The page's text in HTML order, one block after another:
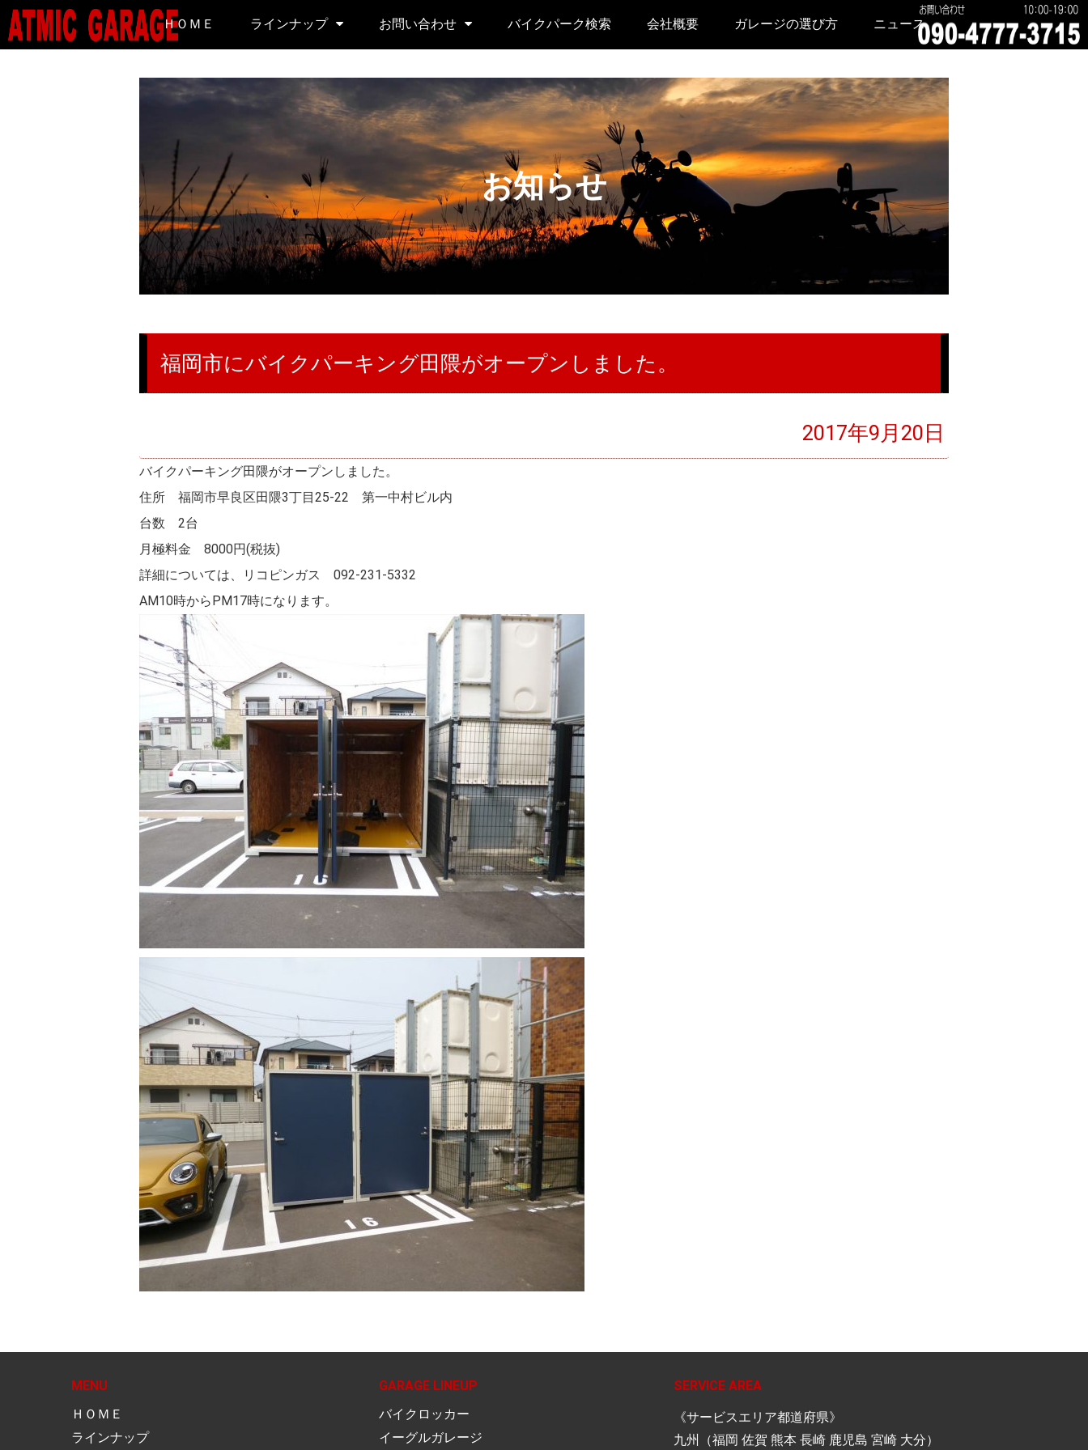
ＨＯＭＥ ラインナップ お問い合わせ バイクパーク検索 会社概要 ガレージの選び方 ニュース
お知らせ
福岡市にバイクパーキング田隈がオープンしました。
2017年9月20日
バイクパーキング田隈がオープンしました。
住所 福岡市早良区田隈3丁目25-22 第一中村ビル内
台数 2台
月極料金 8000円(税抜)
詳細については、リコピンガス 092-231-5332
AM10時からPM17時になります。
MENU
ＨＯＭＥ
ラインナップ
GARAGE LINEUP
バイクロッカー
イーグルガレージ
SERVICE AREA
《サービスエリア都道府県》
九州（福岡 佐賀 熊本 長崎 鹿児島 宮崎 大分）